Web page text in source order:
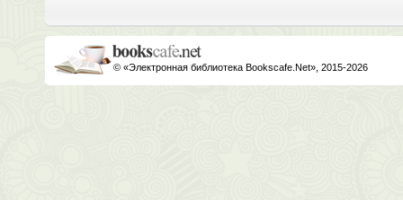
© «Электронная библиотека Bookscafe.Net», 2015-2026